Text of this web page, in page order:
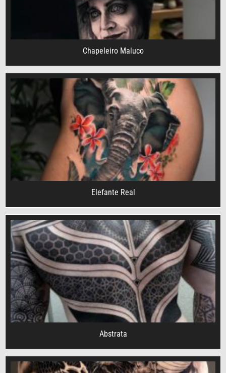
Chapeleiro Maluco
Elefante Real
Abstrata